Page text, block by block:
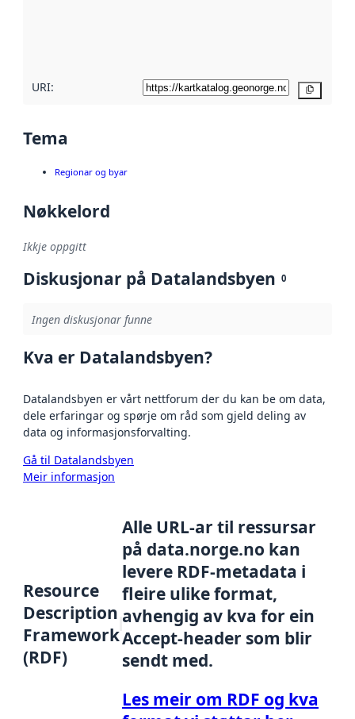
URI:
Tema
Regionar og byar
Nøkkelord
Ikkje oppgitt
Diskusjonar på Datalandsbyen 0
Ingen diskusjonar funne
Kva er Datalandsbyen?
Datalandsbyen er vårt nettforum der du kan be om data,
dele erfaringar og spørje om råd som gjeld deling av
data og informasjonsforvalting.
Gå til Datalandsbyen
Meir informasjon
Resource
Description
Framework
(RDF)
Alle URL-ar til ressursar
på data.norge.no kan
levere RDF-metadata i
fleire ulike format,
avhengig av kva for ein
Accept-header som blir
sendt med.
Les meir om RDF og kva